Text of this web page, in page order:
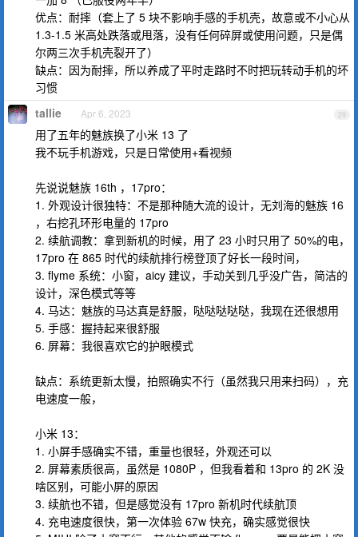
优点：耐摔（套上了 5 块不影响手感的手机壳，故意或不小心从
1.3-1.5 米高处跌落或甩落，没有任何碎屏或使用问题，只是偶
尔两三次手机壳裂开了）
缺点：因为耐摔，所以养成了平时走路时不时把玩转动手机的坏
习惯
29
tallie Apr 6, 2023
用了五年的魅族换了小米 13 了
我不玩手机游戏，只是日常使用+看视频
先说说魅族 16th ，17pro：
1. 外观设计很独特：不是那种随大流的设计，无刘海的魅族 16
，右挖孔环形电量的 17pro
2. 续航调教：拿到新机的时候，用了 23 小时只用了 50%的电，
17pro 在 865 时代的续航排行榜登顶了好长一段时间，
3. flyme 系统：小窗，aicy 建议，手动关到几乎没广告，简洁的
设计，深色模式等等
4. 马达：魅族的马达真是舒服，哒哒哒哒哒，我现在还很想用
5. 手感：握持起来很舒服
6. 屏幕：我很喜欢它的护眼模式
缺点：系统更新太慢，拍照确实不行（虽然我只用来扫码），充
电速度一般，
小米 13：
1. 小屏手感确实不错，重量也很轻，外观还可以
2. 屏幕素质很高，虽然是 1080P ，但我看着和 13pro 的 2K 没
啥区别，可能小屏的原因
3. 续航也不错，但是感觉没有 17pro 新机时代续航顶
4. 充电速度很快，第一次体验 67w 快充，确实感觉很快